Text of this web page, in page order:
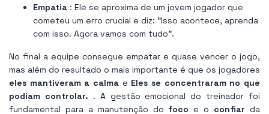
Empatia : Ele se aproxima de um jovem jogador que
cometeu um erro crucial e diz: "Isso acontece, aprenda
com isso. Agora vamos com tudo".
No final a equipe consegue empatar e quase vencer o jogo,
mas além do resultado o mais importante é que os jogadores
eles mantiveram a calma e Eles se concentraram no que
podiam controlar. . A gestão emocional do treinador foi
fundamental para a manutenção do foco e o confiar da